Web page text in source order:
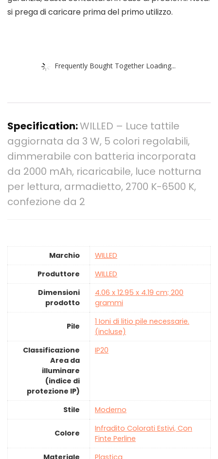
si prega di caricare prima del primo utilizzo.
Frequently Bought Together Loading...
Specification:WILLED – Luce tattile
aggiornata da 3 W, 5 colori regolabili,
dimmerabile con batteria incorporata
da 2000 mAh, ricaricabile, luce notturna
per lettura, armadietto, 2700 K-6500 K,
confezione da 2
Marchio
‎WILLED
Produttore
‎WILLED
Dimensioni
prodotto
‎4.06 x 12.95 x 4.19 cm; 200
grammi
Pile
‎1 Ioni di litio pile necessarie.
(incluse)
Classificazione
Area da
illuminare
(indice di
protezione IP)
‎IP20
Stile ‎Moderno
Colore
‎Infradito Colorati Estivi, Con
Finte Perline
Materiale
‎Plastica